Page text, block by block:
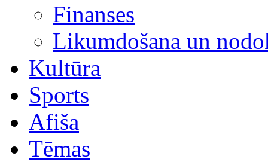
Finanses
Likumdošana un
Kultūra
Sports
Afiša
Tēmas